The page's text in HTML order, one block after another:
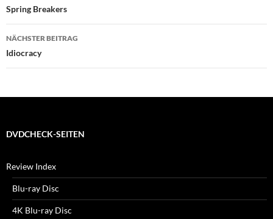
Spring Breakers
NÄCHSTER BEITRAG
Idiocracy
DVDCHECK-SEITEN
Review Index
Blu-ray Disc
4K Blu-ray Disc